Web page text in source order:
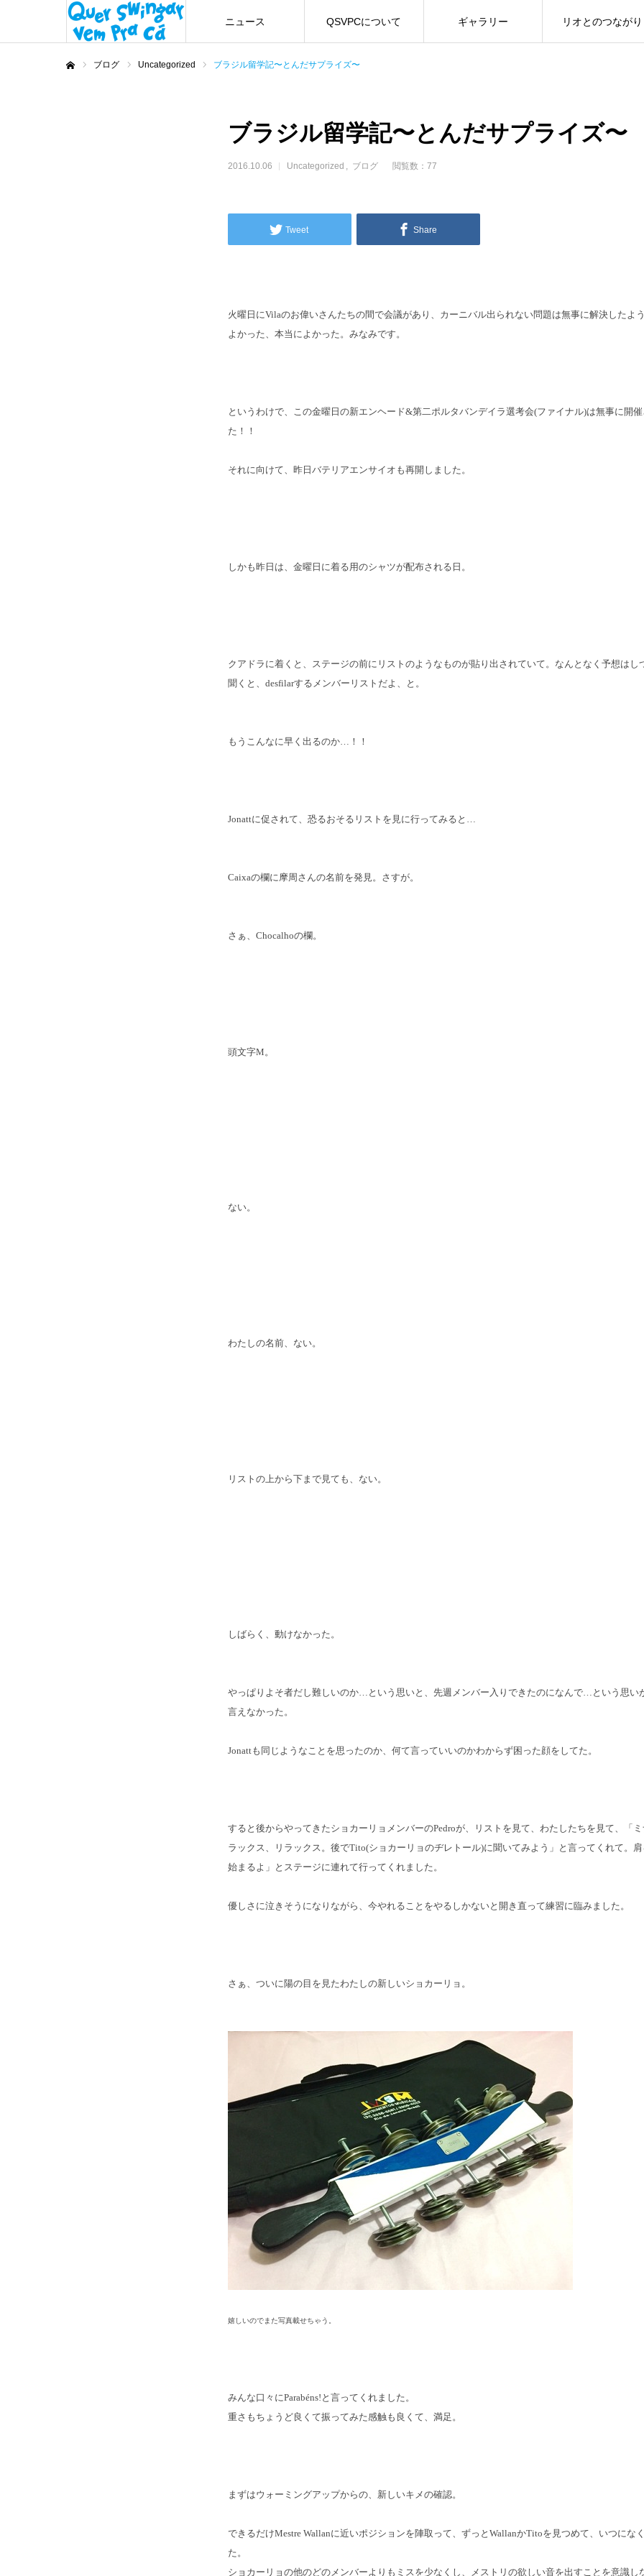
ニュース QSVPCについて ギャラリー リオとのつながり
ブログ Uncategorized ブラジル留学記〜とんだサプライズ〜
ブラジル留学記〜とんだサプライズ〜
2016.10.06 Uncategorized ブログ 閲覧数：77
Tweet Share
火曜日にVilaのお偉いさんたちの間で会議があり、カーニバル出られない問題は無事に解決したよ
よかった、本当によかった。みなみです。
というわけで、この金曜日の新エンヘード&第二ポルタバンデイラ選考会(ファイナル)は無事に開
た！！
それに向けて、昨日バテリアエンサイオも再開しました。
しかも昨日は、金曜日に着る用のシャツが配布される日。
クアドラに着くと、ステージの前にリストのようなものが貼り出されていて。なんとなく予想はし
聞くと、desfilarするメンバーリストだよ、と。
もうこんなに早く出るのか…！！
Jonattに促されて、恐るおそるリストを見に行ってみると…
Caixaの欄に摩周さんの名前を発見。さすが。
さぁ、Chocalhoの欄。
頭文字M。
ない。
わたしの名前、ない。
リストの上から下まで見ても、ない。
しばらく、動けなかった。
やっぱりよそ者だし難しいのか…という思いと、 先週メンバー入りできたのになんで…という思い
言えなかった。
Jonattも同じようなことを思ったのか、何て言っていいのかわからず困った顔をしてた。
すると後からやってきたショカーリョメンバーのPedroが、リストを見て、わたしたちを見て、「
ラックス、リラックス。後でTito(ショカーリョのヂレトール)に聞いてみよう」と言ってくれて。
始まるよ」とステージに連れて行ってくれました。
優しさに泣きそうになりながら、今やれることをやるしかないと開き直って練習に臨みました。
さぁ、ついに陽の目を見たわたしの新しいショカーリョ。
嬉しいのでまた写真載せちゃう。
みんな口々にParabéns!と言ってくれました。
重さもちょうど良くて振ってみた感触も良くて、満足。
まずはウォーミングアップからの、新しいキメの確認。
できるだけMestre Wallanに近いポジションを陣取って、ずっとWallanかTitoを見つめて、いつにな
た。
ショカーリョの他のどのメンバーよりもミスを少なくし、メストリの欲しい音を出すことを意識し